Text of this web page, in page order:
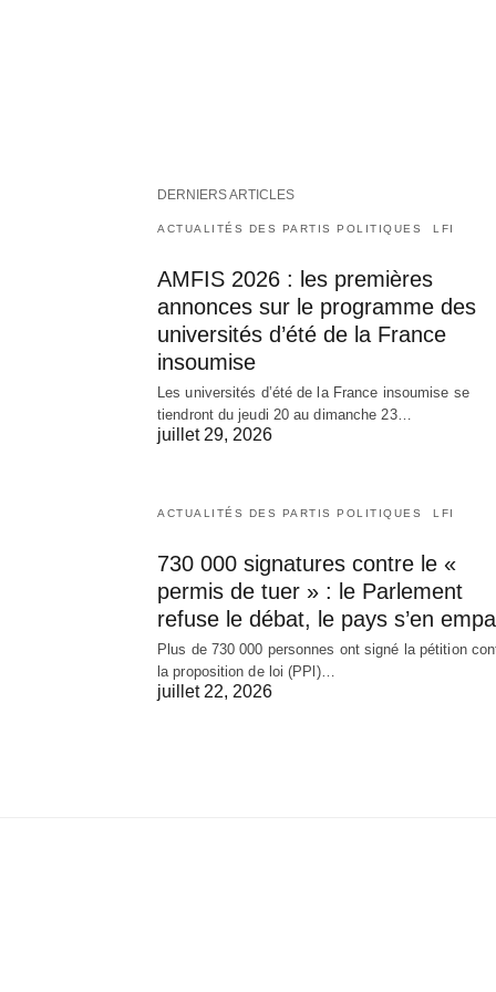
DERNIERS ARTICLES
ACTUALITÉS DES PARTIS POLITIQUES LFI
AMFIS 2026 : les premières
annonces sur le programme des
universités d’été de la France
insoumise
Les universités d’été de la France insoumise se
tiendront du jeudi 20 au dimanche 23…
juillet 29, 2026
ACTUALITÉS DES PARTIS POLITIQUES LFI
730 000 signatures contre le «
permis de tuer » : le Parlement
refuse le débat, le pays s’en
Plus de 730 000 personnes ont signé la pétition
la proposition de loi (PPl)…
juillet 22, 2026